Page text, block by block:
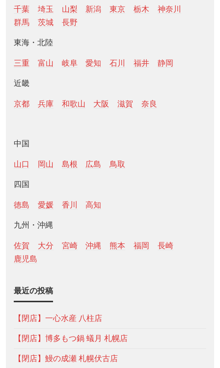
千葉 埼玉 山梨 新潟 東京 栃木
神奈川
群馬
茨城 長野
東海・北陸
三重 富山 岐阜 愛知 石川 福井 静岡
近畿
京都 兵庫 和歌山 大阪 滋賀 奈良
中国
山口 岡山 島根 広島 鳥取
四国
徳島 愛媛 香川 高知
九州・沖縄
佐賀 大分 宮崎 沖縄 熊本 福岡
長崎
鹿児島
最近の投稿
【閉店】一心水産 八柱店
【閉店】博多もつ鍋 蟻月 札幌店
【閉店】鰻の成瀬 札幌伏古店